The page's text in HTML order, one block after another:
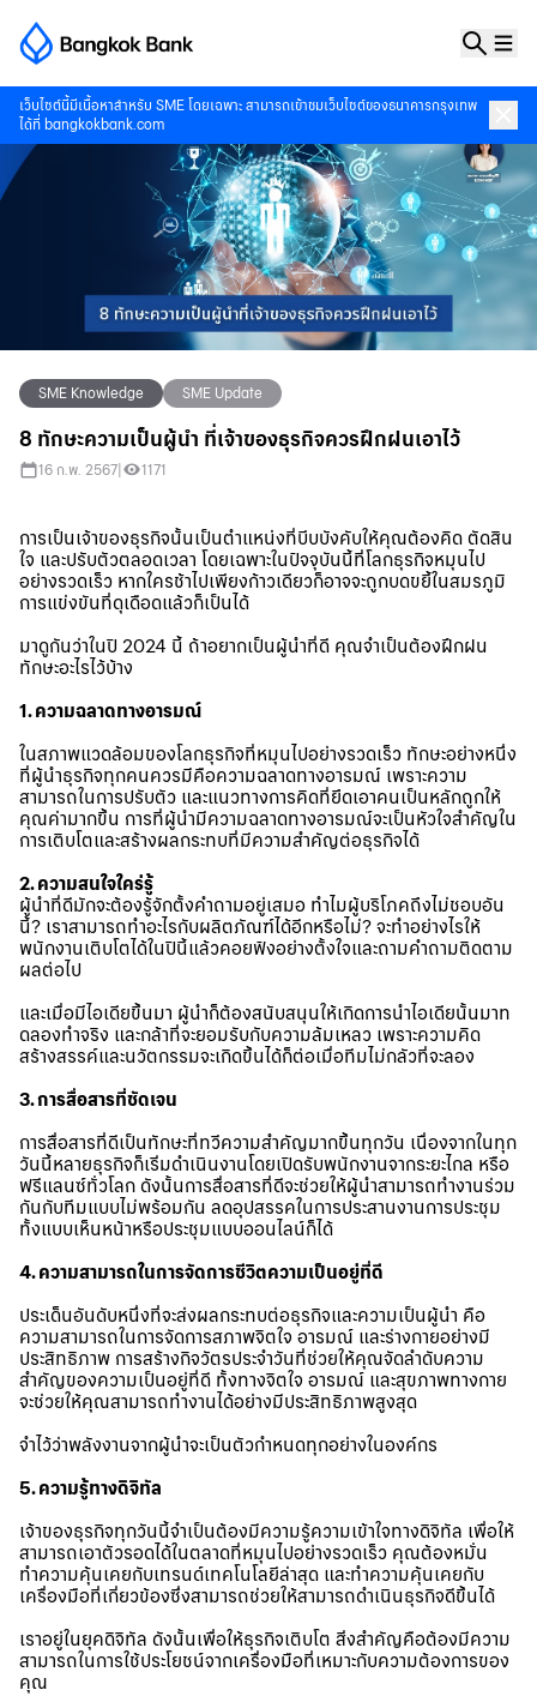
เว็บไซต์นี้มีเนื้อหาสำหรับ SME โดยเฉพาะ สามารถเข้าชมเว็บไซต์ของธนาคารกรุงเทพ
ได้ที่ bangkokbank.com
SME Knowledge SME Update
8 ทักษะความเป็นผู้นำ ที่เจ้าของธุรกิจควรฝึกฝนเอาไว้
16 ก.พ. 2567 1171
การเป็นเจ้าของธุรกิจนั้นเป็นตำแหน่งที่บีบบังคับให้คุณต้องคิด ตัดสิน
ใจ และปรับตัวตลอดเวลา โดยเฉพาะในปัจจุบันนี้ที่โลกธุรกิจหมุนไป
อย่างรวดเร็ว หากใครช้าไปเพียงก้าวเดียวก็อาจจะถูกบดขยี้ในสมรภูมิ
การแข่งขันที่ดุเดือดแล้วก็เป็นได้
มาดูกันว่าในปี 2024 นี้ ถ้าอยากเป็นผู้นำที่ดี คุณจำเป็นต้องฝึกฝน
ทักษะอะไรไว้บ้าง
1. ความฉลาดทางอารมณ์
ในสภาพแวดล้อมของโลกธุรกิจที่หมุนไปอย่างรวดเร็ว ทักษะอย่างหนึ่ง
ที่ผู้นำธุรกิจทุกคนควรมีคือความฉลาดทางอารมณ์ เพราะความ
สามารถในการปรับตัว และแนวทางการคิดที่ยึดเอาคนเป็นหลักถูกให้
คุณค่ามากขึ้น การที่ผู้นำมีความฉลาดทางอารมณ์จะเป็นหัวใจสำคัญใน
การเติบโตและสร้างผลกระทบที่มีความสำคัญต่อธุรกิจได้
2. ความสนใจใคร่รู้
ผู้นำที่ดีมักจะต้องรู้จักตั้งคำถามอยู่เสมอ ทำไมผู้บริโภคถึงไม่ชอบอัน
นี้? เราสามารถทำอะไรกับผลิตภัณฑ์ได้อีกหรือไม่? จะทำอย่างไรให้
พนักงานเติบโตได้ในปีนี้แล้วคอยฟังอย่างตั้งใจและถามคำถามติดตาม
ผลต่อไป
และเมื่อมีไอเดียขึ้นมา ผู้นำก็ต้องสนับสนุนให้เกิดการนำไอเดียนั้นมาท
ดลองทำจริง และกล้าที่จะยอมรับกับความล้มเหลว เพราะความคิด
สร้างสรรค์และนวัตกรรมจะเกิดขึ้นได้ก็ต่อเมื่อทีมไม่กลัวที่จะลอง
3. การสื่อสารที่ชัดเจน
การสื่อสารที่ดีเป็นทักษะที่ทวีความสำคัญมากขึ้นทุกวัน เนื่องจากในทุก
วันนี้หลายธุรกิจก็เริ่มดำเนินงานโดยเปิดรับพนักงานจากระยะไกล หรือ
ฟรีแลนซ์ทั่วโลก ดังนั้นการสื่อสารที่ดีจะช่วยให้ผู้นำสามารถทำงานร่วม
กันกับทีมแบบไม่พร้อมกัน ลดอุปสรรคในการประสานงานการประชุม
ทั้งแบบเห็นหน้าหรือประชุมแบบออนไลน์ก็ได้
4. ความสามารถในการจัดการชีวิตความเป็นอยู่ที่ดี
ประเด็นอันดับหนึ่งที่จะส่งผลกระทบต่อธุรกิจและความเป็นผู้นำ คือ
ความสามารถในการจัดการสภาพจิตใจ อารมณ์ และร่างกายอย่างมี
ประสิทธิภาพ การสร้างกิจวัตรประจำวันที่ช่วยให้คุณจัดลำดับความ
สำคัญของความเป็นอยู่ที่ดี ทั้งทางจิตใจ อารมณ์ และสุขภาพทางกาย
จะช่วยให้คุณสามารถทำงานได้อย่างมีประสิทธิภาพสูงสุด
จำไว้ว่าพลังงานจากผู้นำจะเป็นตัวกำหนดทุกอย่างในองค์กร
5. ความรู้ทางดิจิทัล
เจ้าของธุรกิจทุกวันนี้จำเป็นต้องมีความรู้ความเข้าใจทางดิจิทัล เพื่อให้
สามารถเอาตัวรอดได้ในตลาดที่หมุนไปอย่างรวดเร็ว คุณต้องหมั่น
ทำความคุ้นเคยกับเทรนด์เทคโนโลยีล่าสุด และทำความคุ้นเคยกับ
เครื่องมือที่เกี่ยวข้องซึ่งสามารถช่วยให้สามารถดำเนินธุรกิจดีขึ้นได้
เราอยู่ในยุคดิจิทัล ดังนั้นเพื่อให้ธุรกิจเติบโต สิ่งสำคัญคือต้องมีความ
สามารถในการใช้ประโยชน์จากเครื่องมือที่เหมาะกับความต้องการของ
คุณ